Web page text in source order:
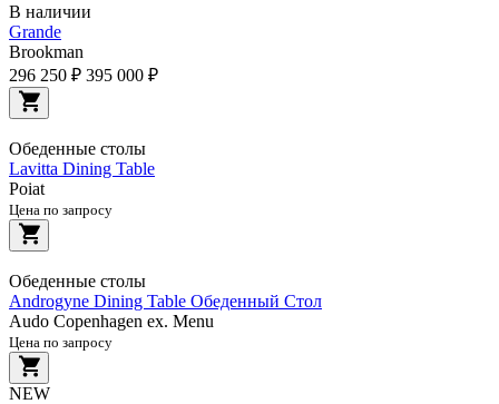
В наличии
Grande
Brookman
296 250 ₽ 395 000 ₽
Обеденные столы
Lavitta Dining Table
Poiat
Цена по запросу
Обеденные столы
Androgyne Dining Table Обеденный Стол
Audo Copenhagen ex. Menu
Цена по запросу
NEW